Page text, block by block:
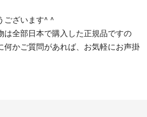
ございます^ ^
全部日本で購入した正規品ですの
かご質問があれば、お気軽にお声掛